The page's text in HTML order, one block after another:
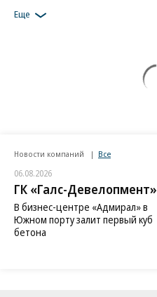
Еще
Новости компаний Все
06.08.2026
ГК «Галс-Девелопмент»
В бизнес-центре «Адмирал» в
Южном порту залит первый куб
бетона